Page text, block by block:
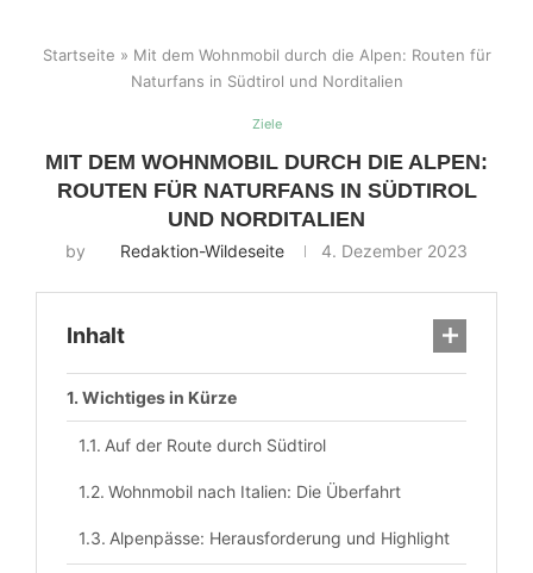
Startseite » Mit dem Wohnmobil durch die Alpen: Routen für
Naturfans in Südtirol und Norditalien
Ziele
MIT DEM WOHNMOBIL DURCH DIE ALPEN:
ROUTEN FÜR NATURFANS IN SÜDTIROL
UND NORDITALIEN
by Redaktion-Wildeseite 4. Dezember 2023
Inhalt
Wichtiges in Kürze
Auf der Route durch Südtirol
Wohnmobil nach Italien: Die Überfahrt
Alpenpässe: Herausforderung und Highlight